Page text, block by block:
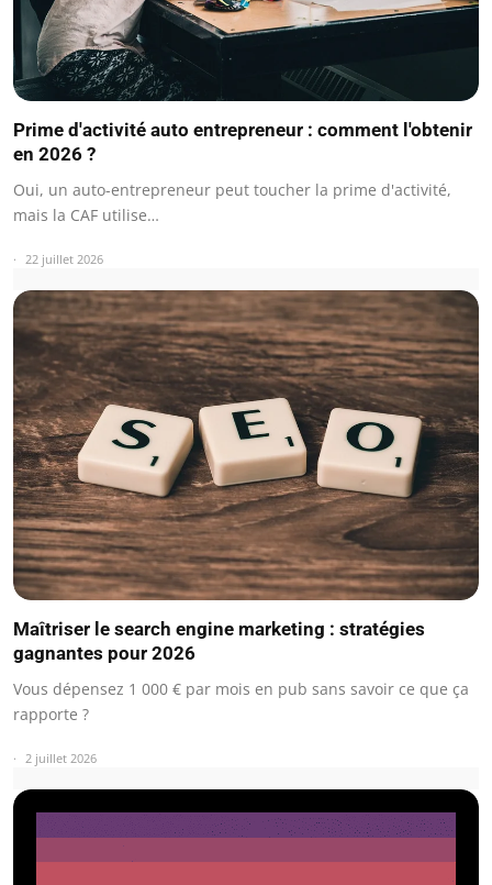
Prime d'activité auto entrepreneur : comment l'obtenir
en 2026 ?
Oui, un auto-entrepreneur peut toucher la prime d'activité,
mais la CAF utilise…
22 juillet 2026
Maîtriser le search engine marketing : stratégies
gagnantes pour 2026
Vous dépensez 1 000 € par mois en pub sans savoir ce que ça
rapporte ?
2 juillet 2026